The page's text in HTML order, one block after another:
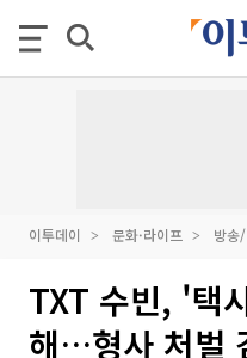
이투데이 문화·라이프 방송
TXT 수빈, '택
해…형사 처벌